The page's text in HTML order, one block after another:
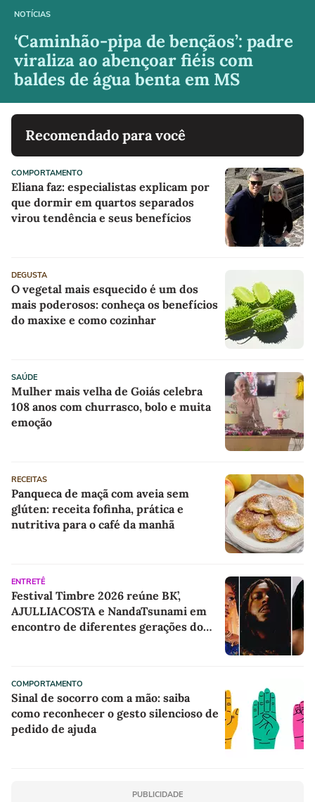
NOTÍCIAS
‘Caminhão-pipa de bençãos’: padre
viraliza ao abençoar fiéis com
baldes de água benta em MS
Recomendado para você
COMPORTAMENTO
Eliana faz: especialistas explicam por
que dormir em quartos separados
virou tendência e seus benefícios
DEGUSTA
O vegetal mais esquecido é um dos
mais poderosos: conheça os benefícios
do maxixe e como cozinhar
SAÚDE
Mulher mais velha de Goiás celebra
108 anos com churrasco, bolo e muita
emoção
RECEITAS
Panqueca de maçã com aveia sem
glúten: receita fofinha, prática e
nutritiva para o café da manhã
ENTRETÊ
Festival Timbre 2026 reúne BK’,
AJULLIACOSTA e NandaTsunami em
encontro de diferentes gerações do
COMPORTAMENTO
Sinal de socorro com a mão: saiba
como reconhecer o gesto silencioso de
pedido de ajuda
PUBLICIDADE